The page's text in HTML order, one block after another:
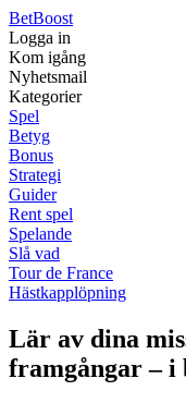
BetBoost
Logga in
Kom igång
Nyhetsmail
Kategorier
Spel
Betyg
Bonus
Strategi
Guider
Rent spel
Spelande
Slå vad
Tour de France
Hästkapplöpning
Lär av dina
framgångar – i